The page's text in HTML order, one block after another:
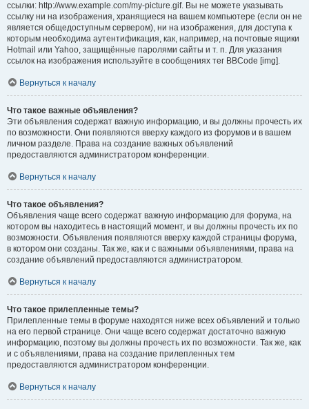
ссылки: http://www.example.com/my-picture.gif. Вы не можете указывать
ссылку ни на изображения, хранящиеся на вашем компьютере (если он не
является общедоступным сервером), ни на изображения, для доступа к
которым необходима аутентификация, как, например, на почтовые ящики
Hotmail или Yahoo, защищённые паролями сайты и т. п. Для указания
ссылок на изображения используйте в сообщениях тег BBCode [img].
Вернуться к началу
Что такое важные объявления?
Эти объявления содержат важную информацию, и вы должны прочесть их
по возможности. Они появляются вверху каждого из форумов и в вашем
личном разделе. Права на создание важных объявлений
предоставляются администратором конференции.
Вернуться к началу
Что такое объявления?
Объявления чаще всего содержат важную информацию для форума, на
котором вы находитесь в настоящий момент, и вы должны прочесть их по
возможности. Объявления появляются вверху каждой страницы форума,
в котором они созданы. Так же, как и с важными объявлениями, права на
создание объявлений предоставляются администратором.
Вернуться к началу
Что такое прилепленные темы?
Прилепленные темы в форуме находятся ниже всех объявлений и только
на его первой странице. Они чаще всего содержат достаточно важную
информацию, поэтому вы должны прочесть их по возможности. Так же, как
и с объявлениями, права на создание прилепленных тем
предоставляются администратором конференции.
Вернуться к началу